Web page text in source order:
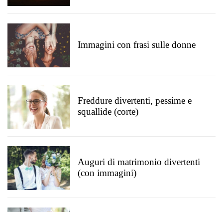
Immagini con frasi sulle donne
Freddure divertenti, pessime e
squallide (corte)
Auguri di matrimonio divertenti
(con immagini)